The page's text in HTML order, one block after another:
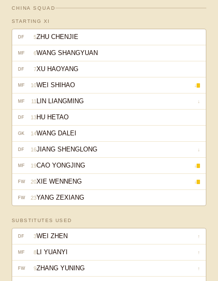
CHINA SQUAD
STARTING XI
DF 5ZHU CHENJIE
MF 6WANG SHANGYUAN
DF 7XU HAOYANG
MF 10WEI SHIHAO ↓
MF 11 LIN LIANGMING ↓
DF 13HU HETAO
GK 14WANG DALEI
DF 16JIANG SHENGLONG ↓
MF 19CAO YONGJING ↓
FW 20XIE WENNENG ↓
FW 23YANG ZEXIANG
SUBSTITUTES USED
DF 3WEI ZHEN ↑
MF 8LI YUANYI ↑
FW 9ZHANG YUNING ↑